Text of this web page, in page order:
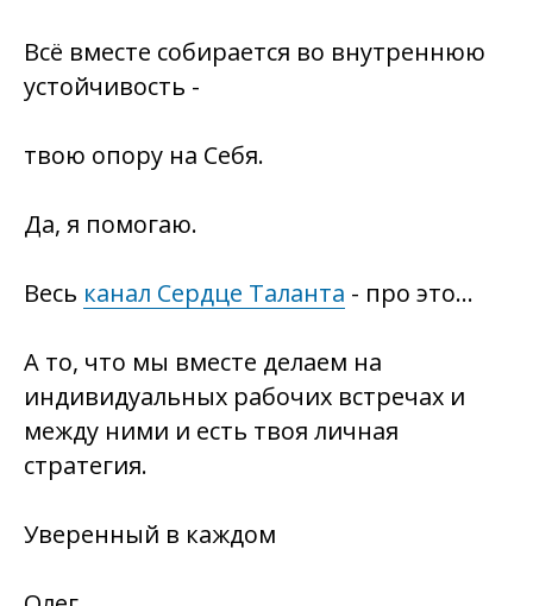
Всё вместе собирается во внутреннюю
устойчивость -
твою опору на Себя.
Да, я помогаю.
Весь канал Сердце Таланта - про это...
А то, что мы вместе делаем на
индивидуальных рабочих встречах и
между ними и есть твоя личная
стратегия.
Уверенный в каждом